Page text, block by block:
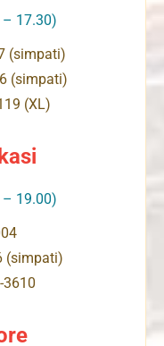
17.30)
(simpati)
(simpati)
(XL)
19.00)
(simpati)
3610